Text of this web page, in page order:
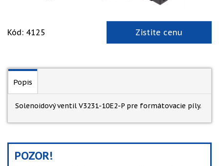
Kód: 4125 Zistite cenu
Popis
Solenoidový ventil V3231-10E2-P pre formátovacie píly.
POZOR!